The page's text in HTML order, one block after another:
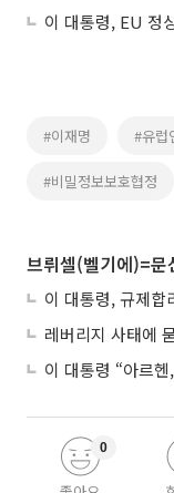
#이재명 #유럽
#비밀정보보호협정
브뤼셀(벨기에)=문
레버리지 사태에
0